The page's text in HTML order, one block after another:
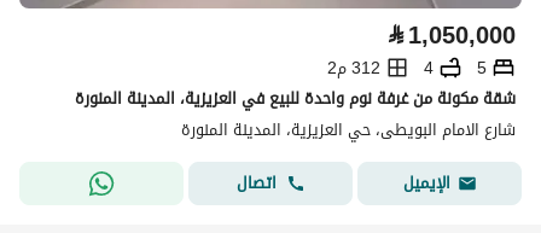
⃁1,050,000
5
4
312 م2
شقة مكونة من غرفة نوم واحدة للبيع في العزيزية، المدينة المنورة
شارع الامام البويطى، حي العزيزية، المدينة المنورة
الإيميل
اتصال